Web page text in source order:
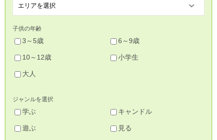
子供の年齢
3～5歳 6～9歳
10～12歳 小学生
大人
ジャンルを選択
学ぶ キャンドル
遊ぶ 見る